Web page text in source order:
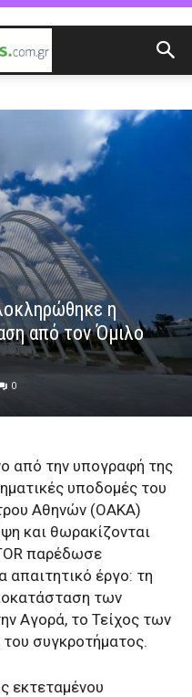
η
από τον Όμιλο
0
από την υπογραφή της
υποδομές του
Αθηνών (ΟΑΚΑ)
και θωρακίζονται
παρέδωσε
απαιτητικό έργο: τη
των
Αγορά, το Τείχος των
συγκροτήματος.
εκτεταμένου